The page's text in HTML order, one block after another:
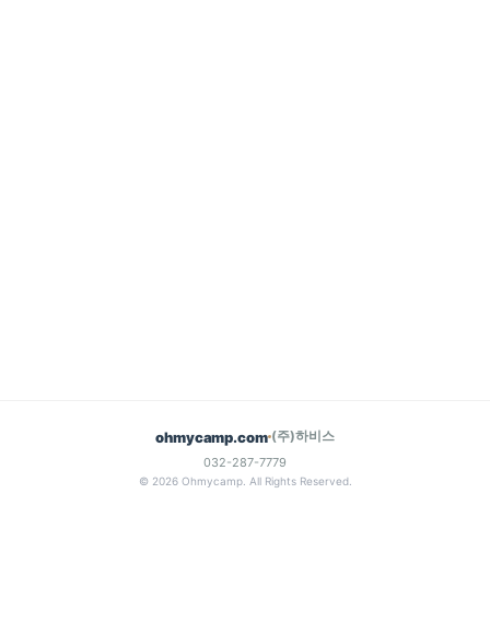
ohmycamp.com (주)하비스
032-287-7779
© 2026 Ohmycamp. All Rights Reserved.